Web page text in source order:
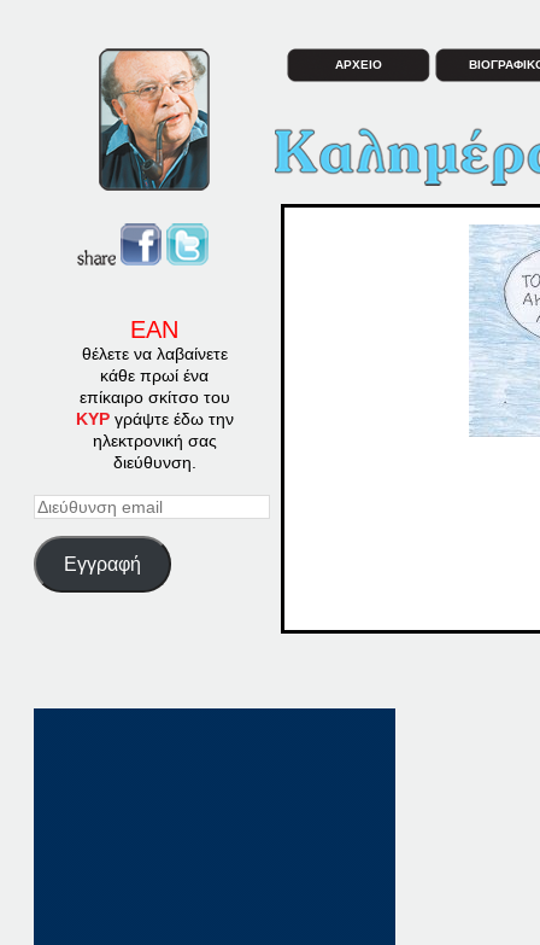
ΕΑΝ
θέλετε να λαβαίνετε
κάθε πρωί ένα
επίκαιρο σκίτσο του
ΚΥΡγράψτε έδω την
ηλεκτρονική σας
διεύθυνση.
Διεύθυνση
Εγγραφή
ΑΡΧΕΙΟ